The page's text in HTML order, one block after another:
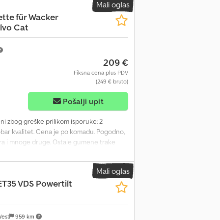
Mali oglas
für Wacker
Cat
209 €
Fiksna cena plus PDV
(249 € bruto)
Pošalji upit
zbog greške prilikom isporuke: 2
kvalitet. Cena je po komadu. Pogodno,
i mnoge druge. Ostale gumene trake
imaju bravari ili mehaničari.
Mali oglas
959 km
VDS Powertilt